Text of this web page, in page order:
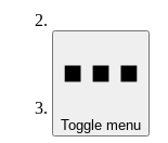
Toggle menu